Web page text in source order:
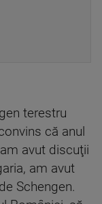
terestru
că anul
avut discuţii
am avut
Schengen.